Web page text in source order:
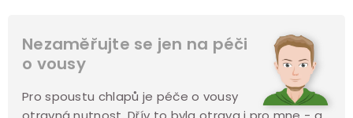
Nezaměřujte se jen na péči
o vousy
Pro spoustu chlapů je péče o vousy